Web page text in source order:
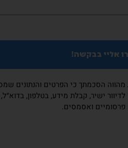
אליי בבקשה!
מהווה הסכמתך כי הפרטים והנתונים
ישיר, קבלת מידע, בטלפון, בדוא״ל,
פרסומיים ואסמסים.